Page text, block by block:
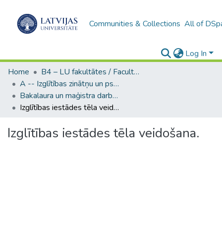
Communities & Collections All of
Log In
Home
B4 – LU fakultātes / Faculties of the UL
A -- Izglītības zinātņu un psiholoģijas fakultāte / Faculty of Education Sciences and Psychology
Bakalaura un maģistra darbi (PPMF) / Bachelor's and Master's theses
Izglītības iestādes tēla veidošana.
Izglītības iestādes tēla veidošana.